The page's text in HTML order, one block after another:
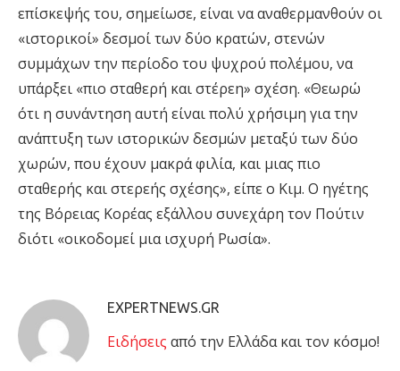
επίσκεψής του, σημείωσε, είναι να αναθερμανθούν οι
«ιστορικοί» δεσμοί των δύο κρατών, στενών
συμμάχων την περίοδο του ψυχρού πολέμου, να
υπάρξει «πιο σταθερή και στέρεη» σχέση. «Θεωρώ
ότι η συνάντηση αυτή είναι πολύ χρήσιμη για την
ανάπτυξη των ιστορικών δεσμών μεταξύ των δύο
χωρών, που έχουν μακρά φιλία, και μιας πιο
σταθερής και στερεής σχέσης», είπε ο Κιμ. Ο ηγέτης
της Βόρειας Κορέας εξάλλου συνεχάρη τον Πούτιν
διότι «οικοδομεί μια ισχυρή Ρωσία».
EXPERTNEWS.GR
Eιδήσεις από την Ελλάδα και τον κόσμο!